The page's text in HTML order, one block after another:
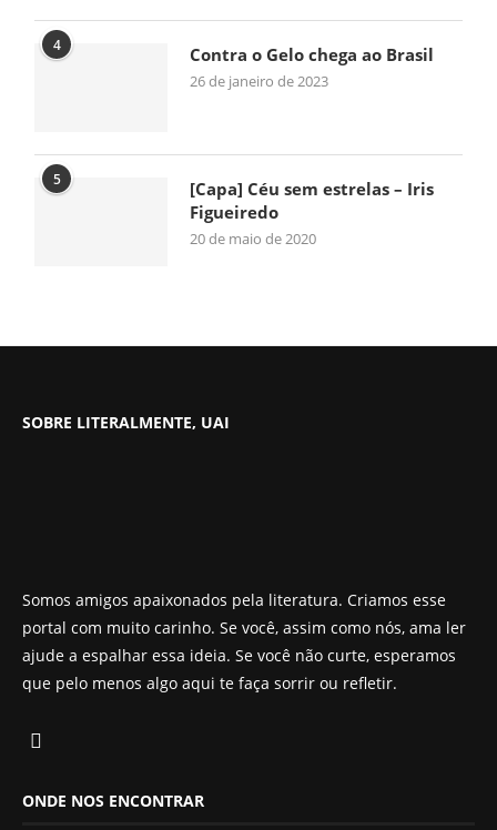
4 Contra o Gelo chega ao Brasil
26 de janeiro de 2023
5
[Capa] Céu sem estrelas – Iris
Figueiredo
20 de maio de 2020
SOBRE LITERALMENTE, UAI
Somos amigos apaixonados pela literatura. Criamos esse
portal com muito carinho. Se você, assim como nós, ama ler
ajude a espalhar essa ideia. Se você não curte, esperamos
que pelo menos algo aqui te faça sorrir ou refletir.
ONDE NOS ENCONTRAR